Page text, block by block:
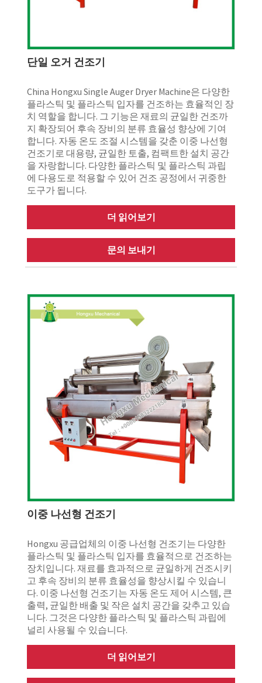
단일 오거 건조기
China Hongxu Single Auger Dryer Machine은 다양한
플라스틱 및 플라스틱 입자를 건조하는 효율적인 장
치 역할을 합니다. 그 기능은 재료의 균일한 건조까
지 확장되어 후속 장비의 분류 효율성 향상에 기여
합니다. 자동 온도 조절 시스템을 갖춘 이중 나선형
건조기로 대용량, 균일한 토출, 컴팩트한 설치 공간
을 자랑합니다. 다양한 플라스틱 및 플라스틱 과립
에 다용도로 적용할 수 있어 건조 공정에서 귀중한
도구가 됩니다.
더 읽어보기
문의 보내기
이중 나선형 건조기
Hongxu 공급업체의 이중 나선형 건조기는 다양한
플라스틱 및 플라스틱 입자를 효율적으로 건조하는
장치입니다. 재료를 효과적으로 균일하게 건조시키
고 후속 장비의 분류 효율성을 향상시킬 수 있습니
다. 이중 나선형 건조기는 자동 온도 제어 시스템, 큰
출력, 균일한 배출 및 작은 설치 공간을 갖추고 있습
니다. 그것은 다양한 플라스틱 및 플라스틱 과립에
널리 사용될 수 있습니다.
더 읽어보기